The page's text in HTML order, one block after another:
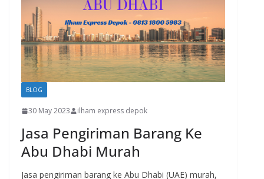
BLOG
30 May 2023 ilham express depok
Jasa Pengiriman Barang Ke
Abu Dhabi Murah
Jasa pengiriman barang ke Abu Dhabi (UAE) murah,